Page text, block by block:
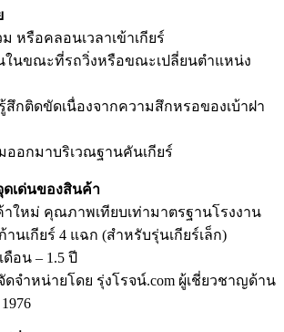
หรือคลอนเวลาเข้าเกียร์
นในขณะที่รถวิ่งหรือขณะเปลี่ยนตำแหน่ง
รู้สึกติดขัดเนื่องจากความสึกหรอของเบ้าฝา
ออกมาบริเวณฐานคันเกียร์
ดเด่นของสินค้า
ใหม่ คุณภาพเทียบเท่ามาตรฐานโรงงาน
านเกียร์ 4 แฉก (สำหรับรุ่นเกียร์เล็ก)
ดือน – 1.5 ปี
ดจำหน่ายโดย รุ่งโรจน์.com ผู้เชี่ยวชาญด้าน